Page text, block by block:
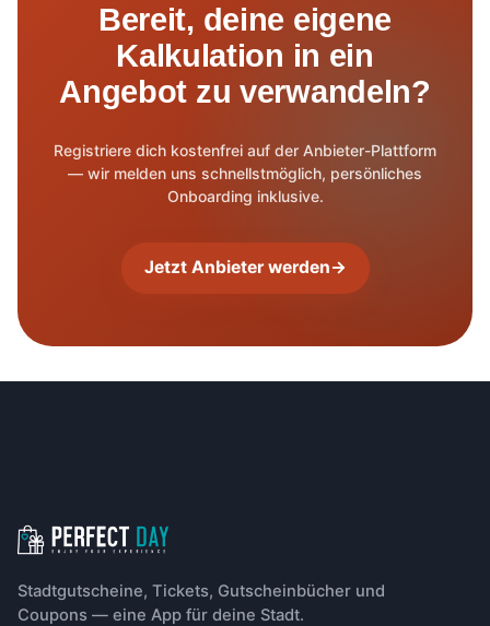
Bereit, deine eigene
Kalkulation in ein
Angebot zu verwandeln?
Registriere dich kostenfrei auf der Anbieter-Plattform
— wir melden uns schnellstmöglich, persönliches
Onboarding inklusive.
Jetzt Anbieter werden→
Stadtgutscheine, Tickets, Gutscheinbücher und
Coupons — eine App für deine Stadt.